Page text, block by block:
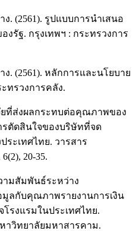
. (2561). รูปแบบการนำเสนอ
งรัฐ. กรุงเทพฯ : กระทรวงการ
. (2561). หลักการและนโยบาย
ทรวงการคลัง.
ยที่ส่งผลกระทบต่อคุณภาพของ
รตัดสินใจของบริษัทที่จด
ะเทศไทย. วารสาร
20-35.
ามสัมพันธ์ระหว่าง
ลกับคุณภาพรายงานการเงิน
รงแรมในประเทศไทย.
วิทยาลัยมหาสารคาม.